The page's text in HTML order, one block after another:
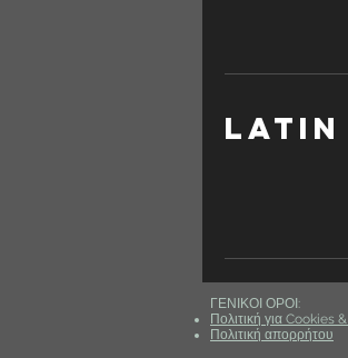
LATIN
​ΓΕΝΙΚΟΙ ΟΡΟΙ:
Πολιτική για Cookies
Πολιτική απορρήτου